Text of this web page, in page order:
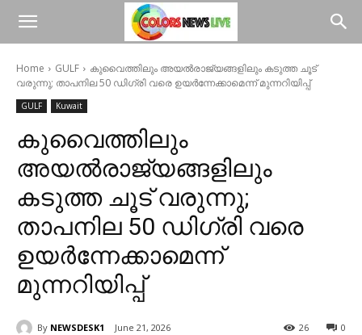
Home GULF
കുവൈത്തിലും അയൽരാജ്യങ്ങളിലും കടുത്ത ചൂട്
വരുന്നു; താപനില 50 ഡിഗ്രി വരെ ഉയർന്നേക്കാമെന്ന് മുന്നറിയിപ്പ്
GULF Kuwait
കുവൈത്തിലും
അയൽരാജ്യങ്ങളിലും
കടുത്ത ചൂട് വരുന്നു;
താപനില 50 ഡിഗ്രി വരെ
ഉയർന്നേക്കാമെന്ന്
മുന്നറിയിപ്പ്
By NEWSDESK1 June 21, 2026 0
26